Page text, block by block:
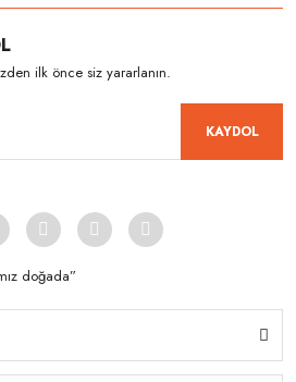
ilk önce siz yararlanın.
KAYDOL
doğada”